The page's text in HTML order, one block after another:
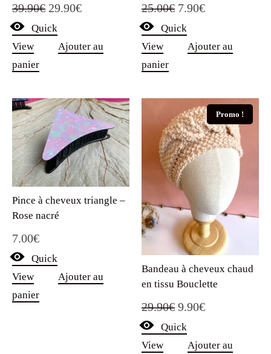
39.90€ Le
prix
initial
29.90€Le
actuel
Quick
View
Ajouter au
panier
25.00€ Le
prix
initial
7.90€Le
actuel
Quick
View
Ajouter au
panier
Pince à cheveux triangle –
Rose nacré
7.00€
Quick
View
Ajouter au
panier
Promo !
Bandeau à cheveux chaud
en tissu Bouclette
29.90€ Le
prix
initial
9.90€Le
actuel
Quick
View
Ajouter au